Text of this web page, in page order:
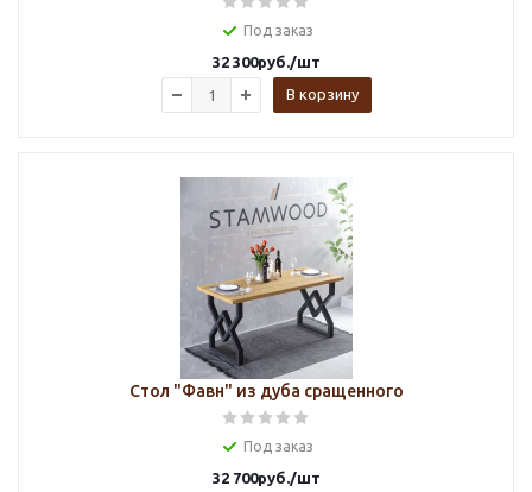
Под заказ
32 300руб./шт
В корзину
Стол "Фавн" из дуба сращенного
Под заказ
32 700руб./шт